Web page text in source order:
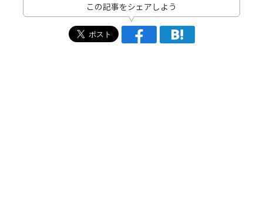
この記事をシェアしよう